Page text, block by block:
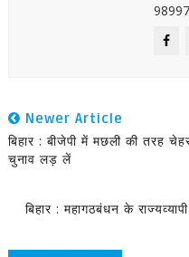
Newer Article
बिहार : बीजेपी में मछली की तरह
चुनाव लड़ लें
बिहार : महागठबंधन के